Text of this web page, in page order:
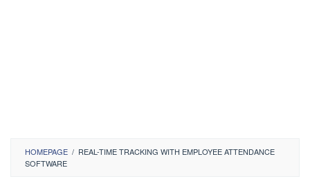
HOMEPAGE / REAL-TIME TRACKING WITH EMPLOYEE ATTENDANCE
SOFTWARE